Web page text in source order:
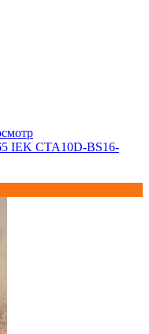
IEK CTA10D-BS16-